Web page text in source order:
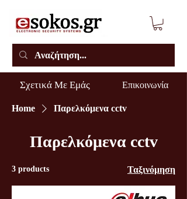
Επικοινωνία
Σχετικά Με Εμάς
Home Παρελκόμενα cctv
Παρελκόμενα cctv
3 products Ταξινόμηση